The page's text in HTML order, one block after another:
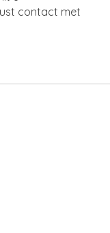
contact met